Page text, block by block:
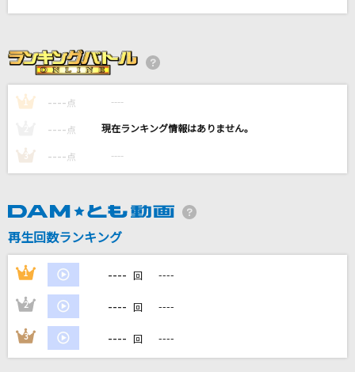
プシ
MARIA
黒夢
DAMの新曲・ランキングなど
カラオケ最新情報をチェック！
1 ---- 点 ----
---- 点 ----
3 ---- 点 ----
再生回数ランキング
1 ---- 回 ----
2 ---- 回 ----
3 ---- 回 ----